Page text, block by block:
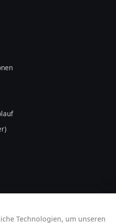
Technologien, um unseren